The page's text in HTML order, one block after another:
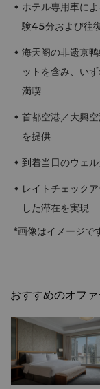
ホテル専用車に
験45分および往
海天阁の非遗京
ットを含み、い
満喫
首都空港／大興
を提供
到着当日のウェ
レイトチェック
した滞在を実現
*画像はイメージで
おすすめのオファ